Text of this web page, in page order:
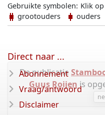
Klik
Gebruikte symbolen:
grootouders
ouders
De publicatie
Guus Roijen is
Direct naar ...
Abonnement
Vraag/antwoord
Disclaimer